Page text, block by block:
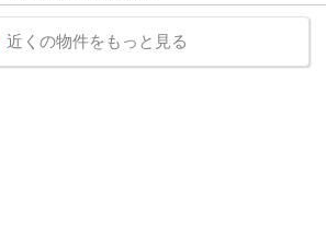
近くの物件をもっと見る